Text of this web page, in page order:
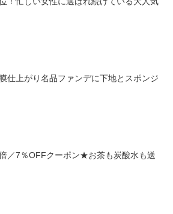
仕上がり名品ファンデに下地とスポンジ
／7％OFFクーポン★お茶も炭酸水も送